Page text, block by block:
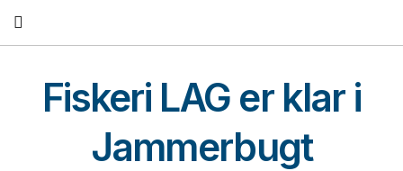
Fiskeri LAG er klar i
Jammerbugt